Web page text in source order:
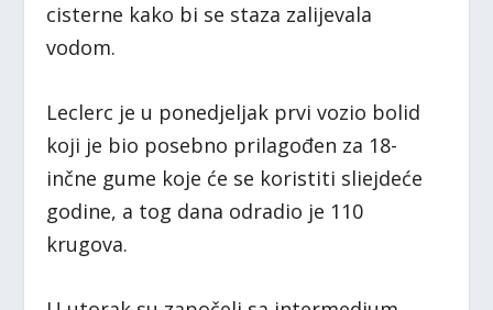
cisterne kako bi se staza zalijevala
vodom.
Leclerc je u ponedjeljak prvi vozio bolid
koji je bio posebno prilagođen za 18-
inčne gume koje će se koristiti sliejdeće
godine, a tog dana odradio je 110
krugova.